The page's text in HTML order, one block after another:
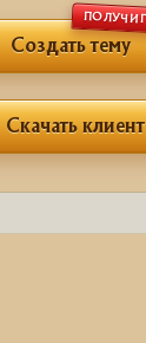
Создать тему
ПОЛУЧИ
Скачать клиент